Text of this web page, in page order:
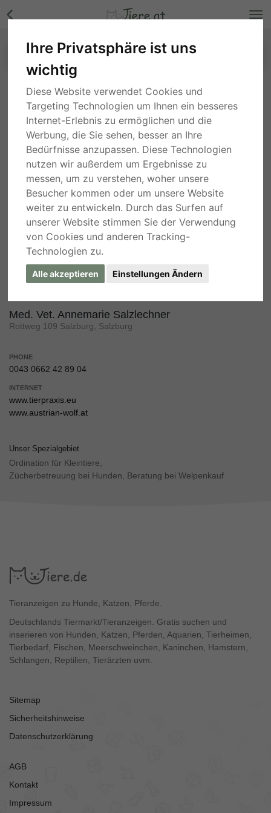
Ihre Privatsphäre ist uns
wichtig
Diese Website verwendet Cookies und
Targeting Technologien um Ihnen ein besseres
Internet-Erlebnis zu ermöglichen und die
Werbung, die Sie sehen, besser an Ihre
Bedürfnisse anzupassen. Diese Technologien
nutzen wir außerdem um Ergebnisse zu
messen, um zu verstehen, woher unsere
Besucher kommen oder um unsere Website
weiter zu entwickeln. Durch das Surfen auf
unserer Website stimmen Sie der Verwendung
von Cookies und anderen Tracking-
Technologien zu.
Alle akzeptieren Einstellungen Ändern
ANFRAGE AN DEN ANBIETER
Anzeige weiterempfehlen
Hinweise für sicheres Handeln
Inserat an Tiere.at melden
Med. Vet. Annemarie Salzlechner
Rottweg 109 Salzburg, Salzburg
PHONE
0043 0662 42 89 04
INTERNET
www.tierpraxis.eu
www.austrian-wolf.at
Unser Spezialgebiet
Ordination für Kleintiere,
Zücherbetreuung bei Hunden, Beratung bei Welpenkauf
Tieranzeigen zu Hunde, Katzen, Pferde.
Deutschlands Tiermarkt/Tieranzeigen. Gratis suchen und
inserieren von Hunden, Katzen, Pferden, Aquarien, Tierheimen,
Tierbedarf, Fischen, Meerschweinchen, Kaninchen, Hamstern,
Schlangen, Reptilien, Tierärzten uvm.
Sitemap
Sicherheitshinweise
Datenschutzerklärung
AGB
Kontakt
Impressum